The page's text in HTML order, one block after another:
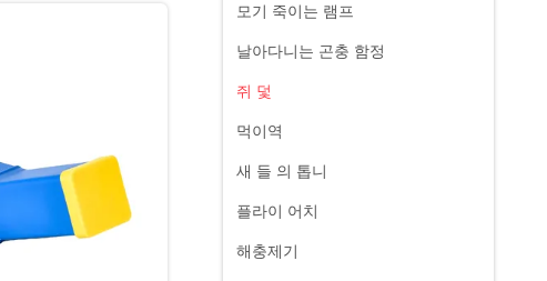
모기 죽이는 램프
날아다니는 곤충 함정
쥐 덫
먹이역
새 들 의 톱니
플라이 어치
해충제기